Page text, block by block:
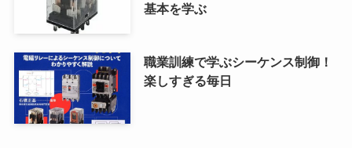
基本を学ぶ
職業訓練で学ぶシーケンス制御！
楽しすぎる毎日